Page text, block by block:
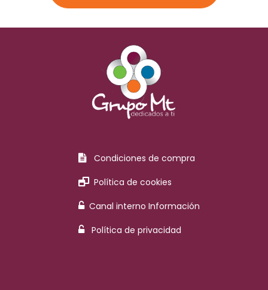
Condiciones de compra
Política de cookies
Canal interno Información
Política de privacidad